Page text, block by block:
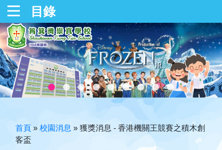
目錄
首頁 » 校園消息 » 獲獎消息 - 香港機關王競賽之積木創
客盃